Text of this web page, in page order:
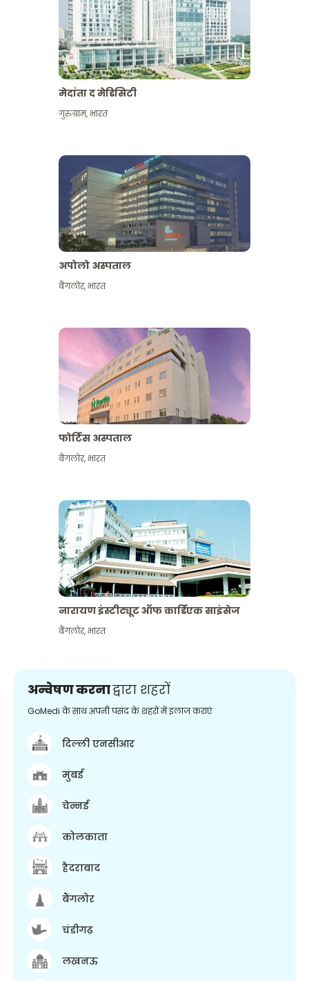
मेदांता द मेडिसिटी
गुरुग्राम,भारत
अपोलो अस्पताल
बैंगलोर,भारत
फोर्टिस अस्पताल
बैंगलोर,भारत
नारायण इंस्टीट्यूट ऑफ कार्डिएक साइंसेज
बैंगलोर,भारत
अन्वेषण करनाद्वारा शहरों
GoMedi के साथ अपनी पसंद के शहरों में इलाज कराएं
दिल्ली एनसीआर
मुंबई
चेन्नई
कोलकाता
हैदराबाद
बैंगलोर
चंडीगढ़
लखनऊ